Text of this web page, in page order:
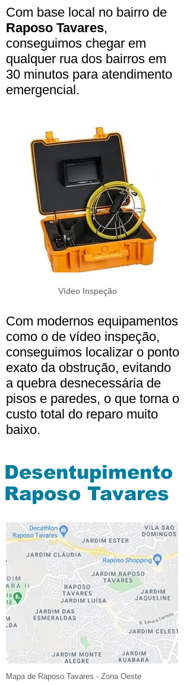
Com base local no bairro de
Raposo Tavares,
conseguimos chegar em
qualquer rua dos bairros em
30 minutos para atendimento
emergencial.
Vídeo Inspeção
Com modernos equipamentos
como o de vídeo inspeção,
conseguimos localizar o ponto
exato da obstrução, evitando
a quebra desnecessária de
pisos e paredes, o que torna o
custo total do reparo muito
baixo.
Desentupimento
Raposo Tavares
Mapa de Raposo Tavares - Zona Oeste